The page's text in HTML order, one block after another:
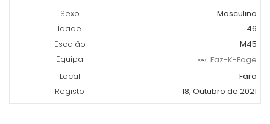
Sexo
Masculino
Idade
46
Escalão
M45
Equipa
Faz-K-Foge
Local
Faro
Registo
18, Outubro de 2021